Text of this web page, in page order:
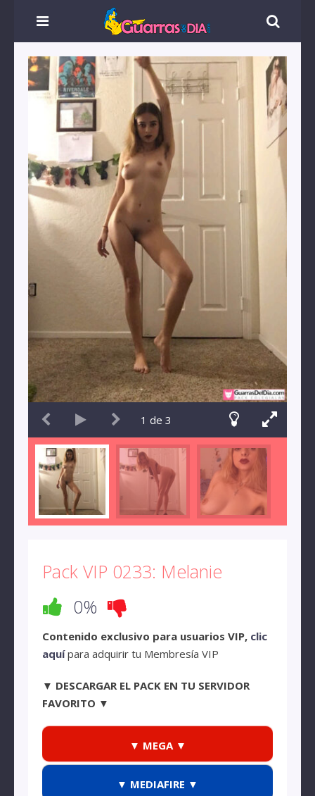
1 de 3
Pack VIP 0233: Melanie
0%
Contenido exclusivo para usuarios VIP, clic
aquípara adquirir tu Membresía VIP
▼ DESCARGAR EL PACK EN TU SERVIDOR
FAVORITO ▼
▼ MEGA ▼
▼ MEDIAFIRE ▼